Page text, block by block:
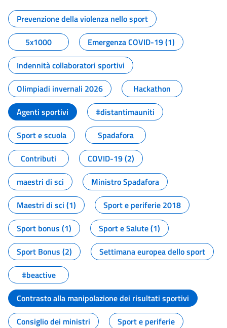
Tutti i contenuti della pagina
Prevenzione della violenza nello sport
5x1000
Emergenza COVID-19 (1)
Indennità collaboratori sportivi
Olimpiadi invernali 2026
Hackathon
Agenti sportivi
#distantimauniti
Sport e scuola
Spadafora
Contributi
COVID-19 (2)
maestri di sci
Ministro Spadafora
Maestri di sci (1)
Sport e periferie 2018
Sport bonus (1)
Sport e Salute (1)
Sport Bonus (2)
Settimana europea dello sport
#beactive
Contrasto alla manipolazione dei risultati sportivi
Consiglio dei ministri
Sport e periferie